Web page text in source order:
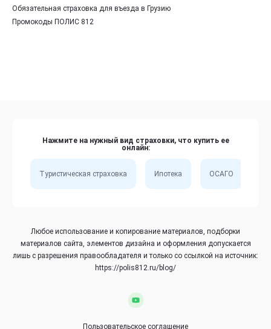
Обязательная страховка для въезда в Грузию
Промокоды ПОЛИС 812
Нажмите на нужный вид страховки, что купить ее
онлайн:
Туристическая страховка Ипотека ОСАГО
Любое использование и копирование материалов, подборки
материалов сайта, элементов дизайна и оформления допускается
лишь с разрешения правообладателя и только со ссылкой на источник:
https://polis812.ru/blog/
Пользовательское соглашение